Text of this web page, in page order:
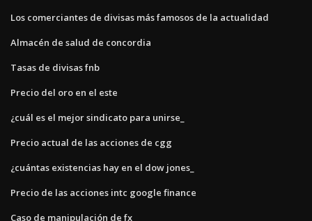
Los comerciantes de divisas más famosos de la actualidad
Almacén de salud de concordia
Tasas de divisas fnb
Precio del oro en el este
¿cuál es el mejor sindicato para unirse_
Precio actual de las acciones de cgg
¿cuántas existencias hay en el dow jones_
Precio de las acciones intc google finance
Caso de manipulación de fx